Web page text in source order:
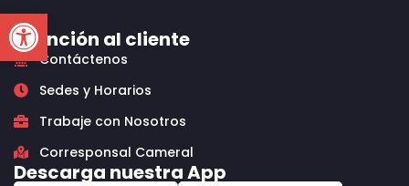
Open toolbar
Atención al cliente
Contáctenos
Sedes y Horarios
Trabaje con Nosotros
Corresponsal Cameral
Descarga nuestra App